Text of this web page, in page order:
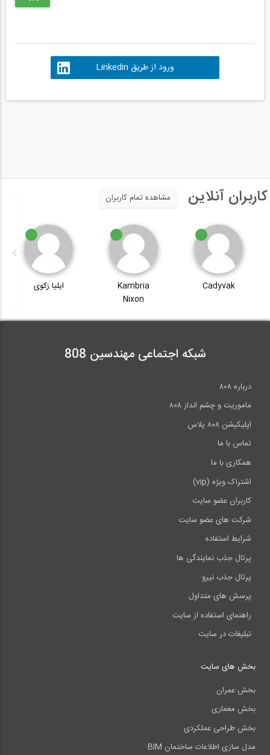
ورود از طریق Linkedin
کاربران آنلاین مشاهده تمام کاربران
Cadyvak
Kambria
Nixon
ایلیا زکوی
شبکه اجتماعی مهندسین 808
درباره ۸۰۸
ماموریت و چشم انداز ۸۰۸
اپلیکیشن ۸۰۸ پلاس
تماس با ما
همکاری با ما
اشتراک ویژه (vip)
کاربران عضو سایت
شرکت های عضو سایت
شرایط استفاده
پرتال جذب نمایندگی ها
پرتال جذب نیرو
پرسش های متداول
راهنمای استفاده از سایت
تبلیغات در سایت
بخش های سایت
بخش عمران
بخش معماری
بخش طراحی عملکردی
مدل سازی اطلاعات ساختمان BIM